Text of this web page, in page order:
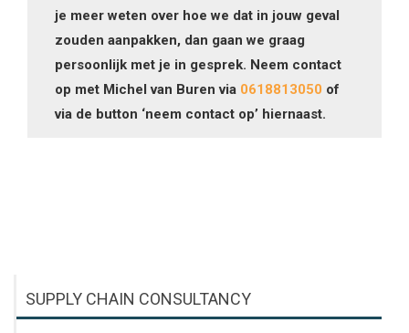
je meer weten over hoe we dat in jouw geval
zouden aanpakken, dan gaan we graag
persoonlijk met je in gesprek. Neem contact
op met Michel van Buren via 0618813050 of
via de button ‘neem contact op’ hiernaast.
SUPPLY CHAIN CONSULTANCY